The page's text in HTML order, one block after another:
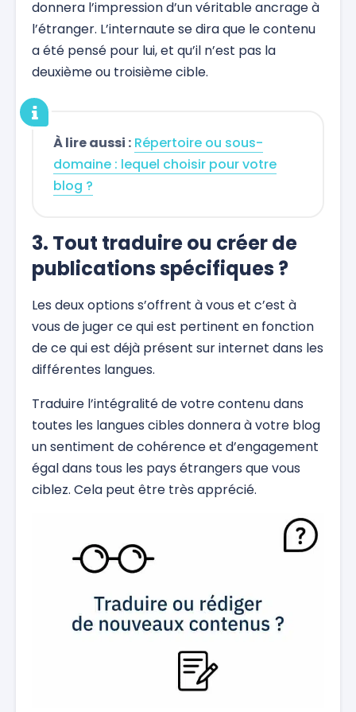
donnera l’impression d’un véritable ancrage à
l’étranger. L’internaute se dira que le contenu
a été pensé pour lui, et qu’il n’est pas la
deuxième ou troisième cible.
À lire aussi : Répertoire ou sous-
domaine : lequel choisir pour votre
blog ?
3. Tout traduire ou créer de
publications spécifiques ?
Les deux options s’offrent à vous et c’est à
vous de juger ce qui est pertinent en fonction
de ce qui est déjà présent sur internet dans les
différentes langues.
Traduire l’intégralité de votre contenu dans
toutes les langues cibles donnera à votre blog
un sentiment de cohérence et d’engagement
égal dans tous les pays étrangers que vous
ciblez. Cela peut être très apprécié.